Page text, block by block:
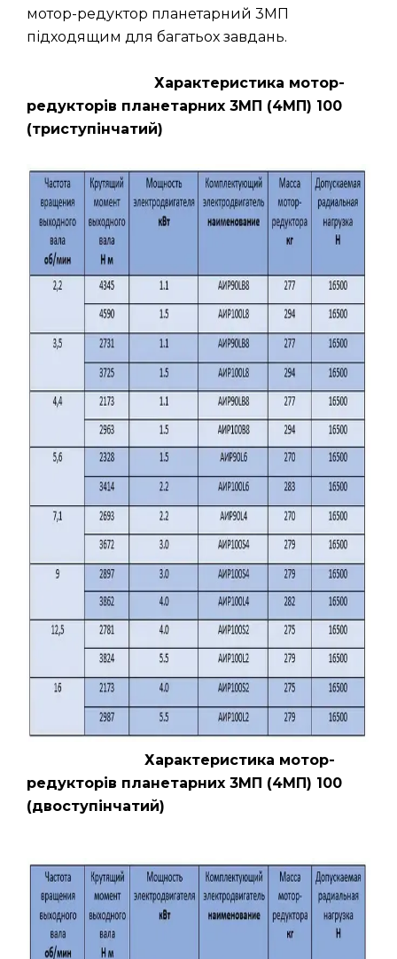
мотор-редуктор планетарний 3МП
підходящим для багатьох завдань.
Характеристика мотор-
редукторів планетарних 3МП (4МП) 100
(триступінчатий)
Характеристика мотор-
редукторів планетарних 3МП (4МП) 100
(двоступінчатий)